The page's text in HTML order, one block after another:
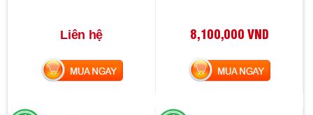
Liên hệ
MUA NGAY
8,100,000 VND
MUA NGAY